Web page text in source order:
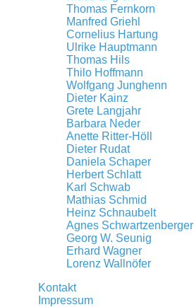
Thomas Fernkorn
Manfred Griehl
Cornelius Hartung
Ulrike Hauptmann
Thomas Hils
Thilo Hoffmann
Wolfgang Junghenn
Dieter Kainz
Grete Langjahr
Barbara Neder
Anette Ritter-Höll
Dieter Rudat
Daniela Schaper
Herbert Schlatt
Karl Schwab
Mathias Schmid
Heinz Schnaubelt
Agnes Schwartzenberger
Georg W. Seunig
Erhard Wagner
Lorenz Wallnöfer
Kontakt
Impressum